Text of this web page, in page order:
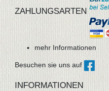
ZAHLUNGSARTEN
mehr Informationen
Besuchen sie uns auf
INFORMATIONEN